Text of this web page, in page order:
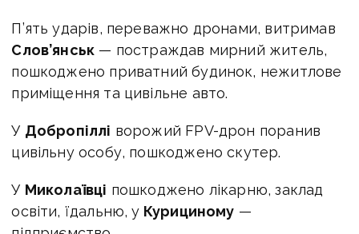
П’ять ударів, переважно дронами, витримав
Слов’янськ — постраждав мирний житель,
пошкоджено приватний будинок, нежитлове
приміщення та цивільне авто.
У Добропіллі ворожий FPV-дрон поранив
цивільну особу, пошкоджено скутер.
У Миколаївці пошкоджено лікарню, заклад
освіти, їдальню, у Курициному —